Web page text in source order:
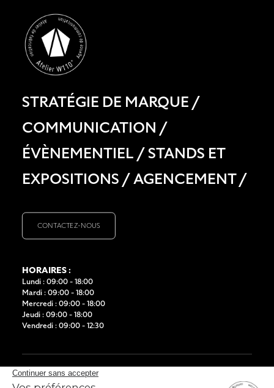
STRATÉGIE DE MARQUE/
COMMUNICATION /
ÉVÈNEMENTIEL/STANDS ET
EXPOSITIONS/AGENCEMENT/
CONTACTEZ-NOUS
HORAIRES :
Lundi : 09:00 - 18:00
Mardi : 09:00 - 18:00
Mercredi : 09:00 - 18:00
Jeudi : 09:00 - 18:00
Vendredi : 09:00 - 12:30